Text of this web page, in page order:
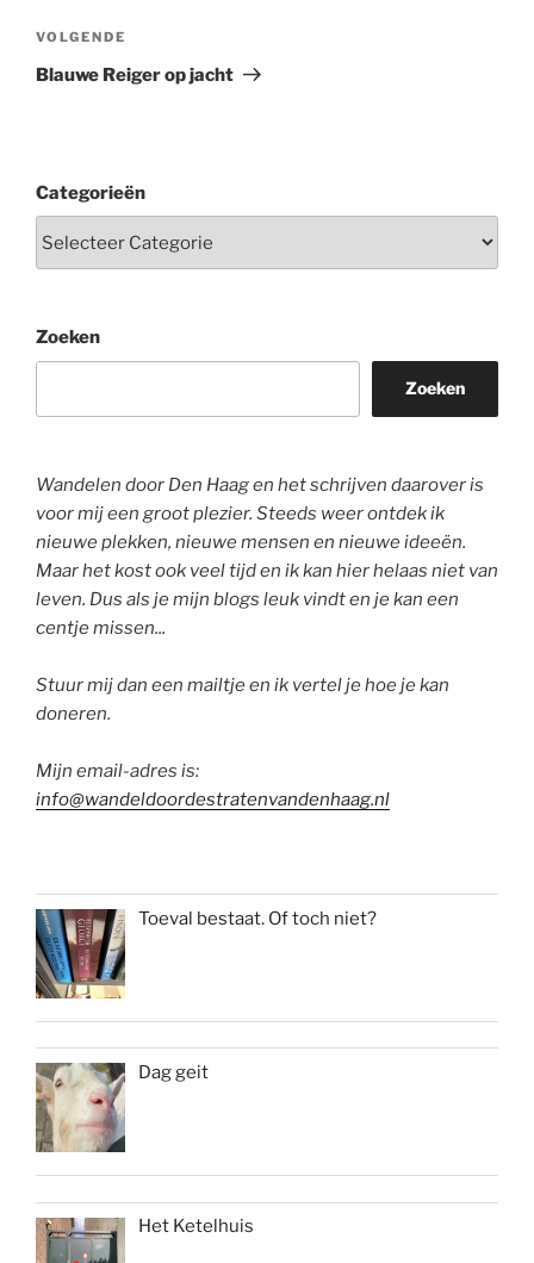
Volgend
bericht
VOLGENDE
Blauwe Reiger op jacht
Categorieën
Zoeken
Zoeken
Wandelen door Den Haag en het schrijven daarover is
voor mij een groot plezier. Steeds weer ontdek ik
nieuwe plekken, nieuwe mensen en nieuwe ideeën.
Maar het kost ook veel tijd en ik kan hier helaas niet van
leven. Dus als je mijn blogs leuk vindt en je kan een
centje missen...
Stuur mij dan een mailtje en ik vertel je hoe je kan
doneren.
Mijn email-adres is:
info@wandeldoordestratenvandenhaag.nl
Toeval bestaat. Of toch niet?
Dag geit
Het Ketelhuis